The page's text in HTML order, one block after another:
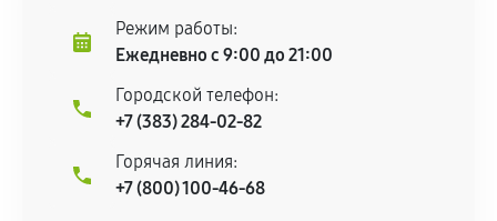
Режим работы:
Ежедневно с 9:00 до 21:00
Городской телефон:
+7 (383) 284-02-82
Горячая линия:
+7 (800) 100-46-68